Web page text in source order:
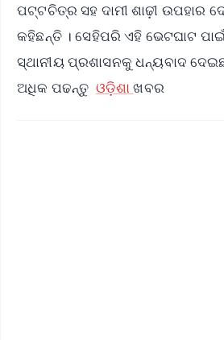
ପଟ୍ଟଚିତ୍ର ସହ ଦାମୀ ଶାଢ଼ୀ ଉପହାର
କହିଛନ୍ତି । ସେହିପରି ଏହି ଭେଟଘାଟ
ସ୍ଥାନୀୟ ପ୍ରଶାସନକୁ ଧନ୍ୟବାଦ
ଅଧିକ ପଢନ୍ତୁ ଓଡ଼ିଶାଖବର